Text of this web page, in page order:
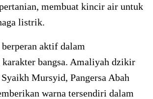
membuat kincir air untuk
listrik.
aktif dalam
karakter bangsa. Amaliyah dzikir
Mursyid, Pangersa Abah
warna tersendiri dalam